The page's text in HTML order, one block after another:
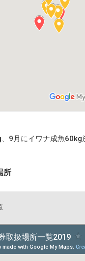
9月にイワナ成魚
所